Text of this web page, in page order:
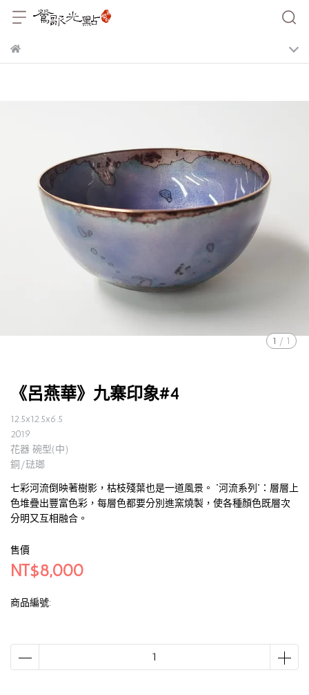
1 / 1
《呂燕華》九寨印象#4
12.5x12.5x6.5
2019
花器 碗型(中)
銅/琺瑯
七彩河流倒映著樹影，枯枝殘葉也是一道風景。 ”河流系列”：層層上
色堆疊出豐富色彩，每層色都要分別進窯燒製，使各種顏色既層次
分明又互相融合。
售價
NT$8,000
商品編號: